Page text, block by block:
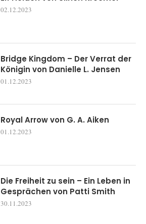
02.12.2023
Bridge Kingdom – Der Verrat der
Königin von Danielle L. Jensen
01.12.2023
Royal Arrow von G. A. Aiken
01.12.2023
Die Freiheit zu sein – Ein Leben in
Gesprächen von Patti Smith
30.11.2023